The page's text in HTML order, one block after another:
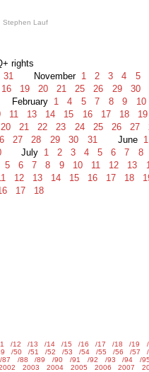
Lauf
rights
31 November1 2 3 4 5
16 19 20 21 25 26 29 30
1 4 5 7 8 9 10
11 13 14 15 16 17 18 19
20 21 22 23 24 25 26 27
27 28 29 30 31June1
July1 2 3 4 5 6 7 8
5 6 7 8 9 10 11 12 13
12 13 14 15 16 17 18
17 18
/12 /13 /14 /15 /16 /17 /18 /19
/50 /51 /52 /53 /54 /55 /56 /57
/87 /88 /89 /90 /91 /92 /93 /94 /95
2003 2004 2005 2006 2007